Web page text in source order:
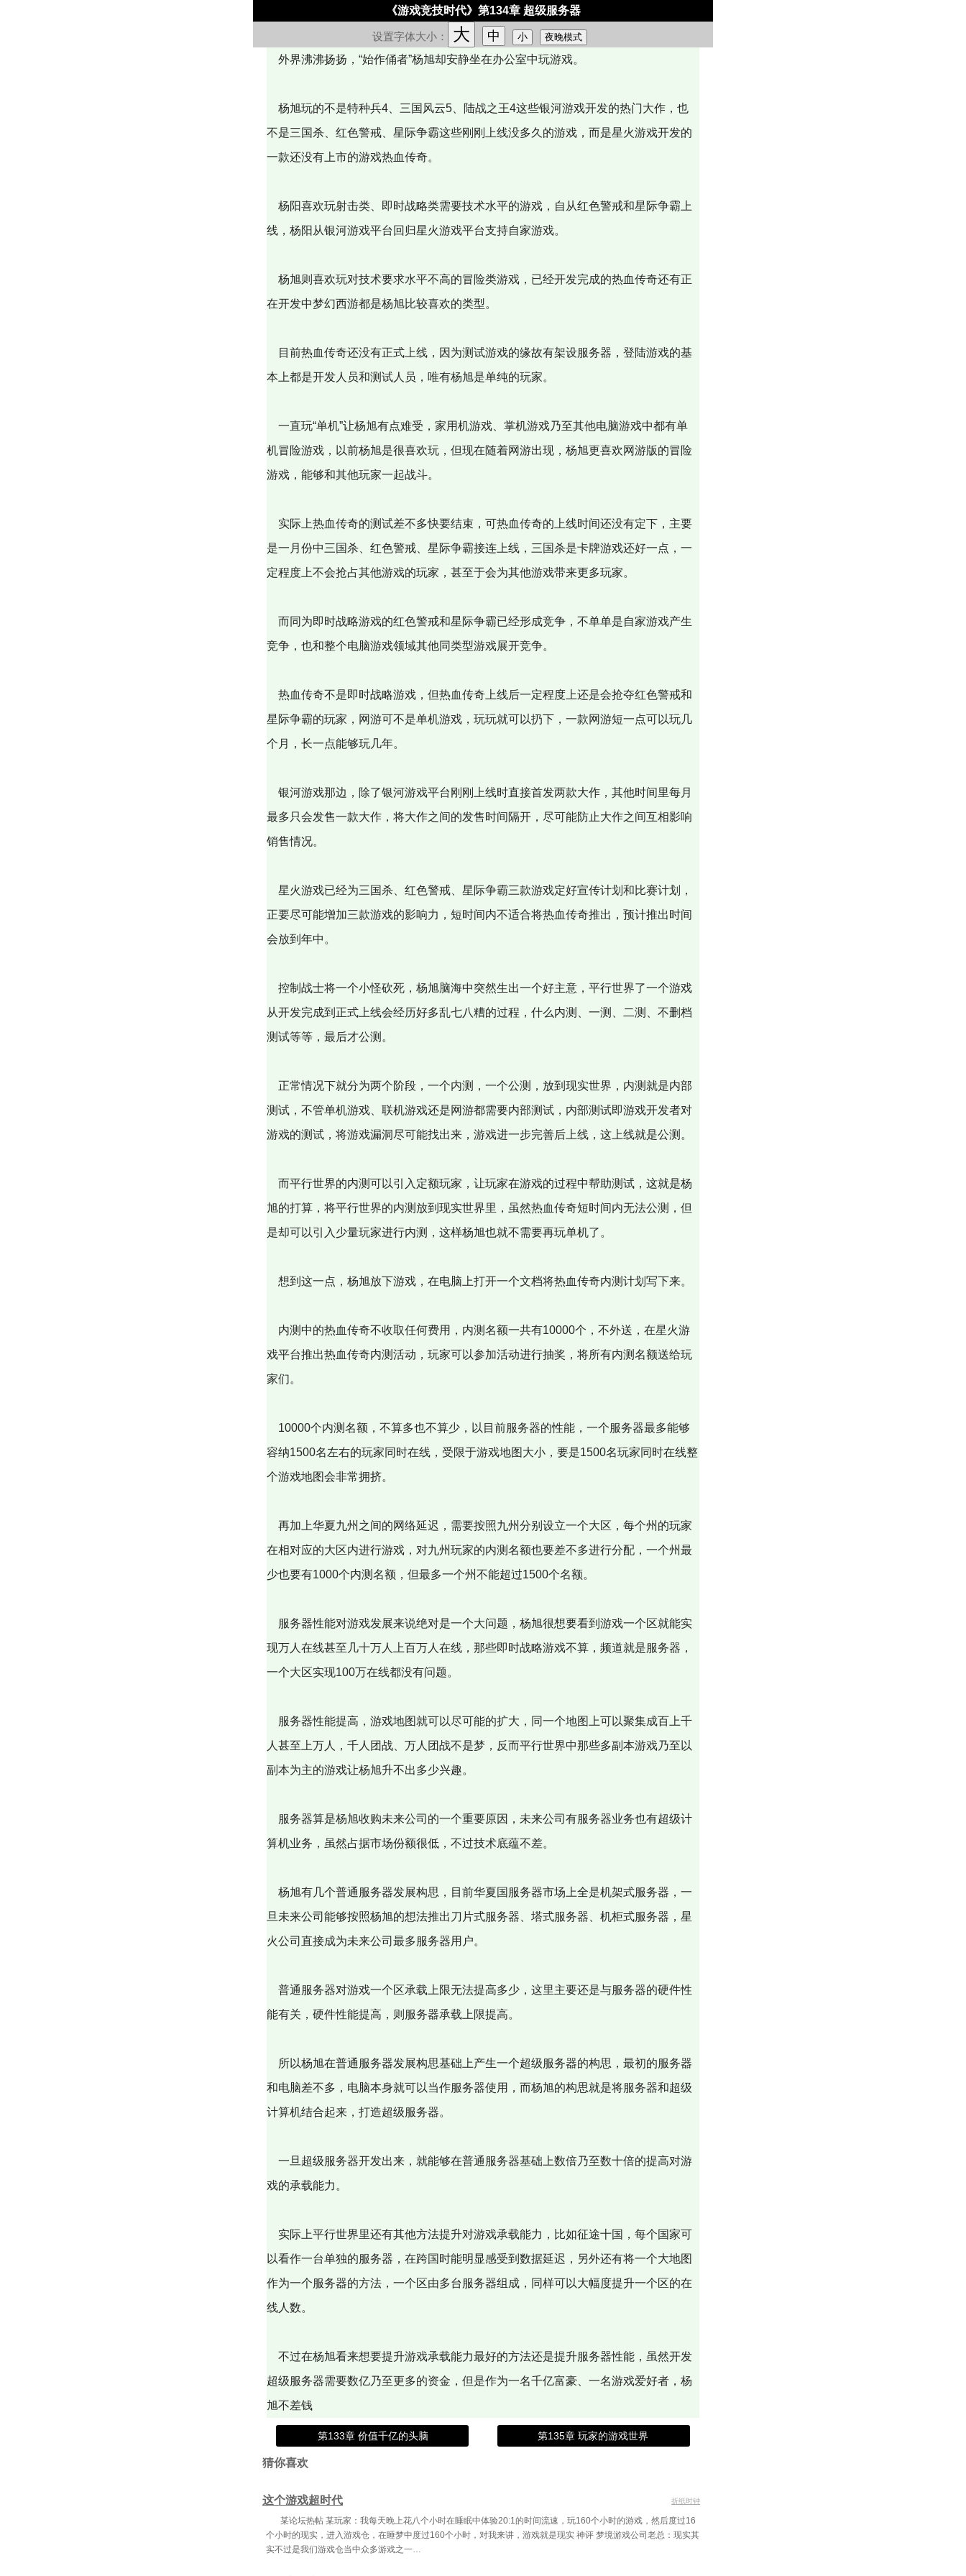
《游戏竞技时代》第134章 超级服务器
设置字体大小： 大 中 小 夜晚模式
外界沸沸扬扬，“始作俑者”杨旭却安静坐在办公室中玩游戏。
杨旭玩的不是特种兵4、三国风云5、陆战之王4这些银河游戏开发的热门大作，也
不是三国杀、红色警戒、星际争霸这些刚刚上线没多久的游戏，而是星火游戏开发的
一款还没有上市的游戏热血传奇。
杨阳喜欢玩射击类、即时战略类需要技术水平的游戏，自从红色警戒和星际争霸上
线，杨阳从银河游戏平台回归星火游戏平台支持自家游戏。
杨旭则喜欢玩对技术要求水平不高的冒险类游戏，已经开发完成的热血传奇还有正
在开发中梦幻西游都是杨旭比较喜欢的类型。
目前热血传奇还没有正式上线，因为测试游戏的缘故有架设服务器，登陆游戏的基
本上都是开发人员和测试人员，唯有杨旭是单纯的玩家。
一直玩“单机”让杨旭有点难受，家用机游戏、掌机游戏乃至其他电脑游戏中都有单
机冒险游戏，以前杨旭是很喜欢玩，但现在随着网游出现，杨旭更喜欢网游版的冒险
游戏，能够和其他玩家一起战斗。
实际上热血传奇的测试差不多快要结束，可热血传奇的上线时间还没有定下，主要
是一月份中三国杀、红色警戒、星际争霸接连上线，三国杀是卡牌游戏还好一点，一
定程度上不会抢占其他游戏的玩家，甚至于会为其他游戏带来更多玩家。
而同为即时战略游戏的红色警戒和星际争霸已经形成竞争，不单单是自家游戏产生
竞争，也和整个电脑游戏领域其他同类型游戏展开竞争。
热血传奇不是即时战略游戏，但热血传奇上线后一定程度上还是会抢夺红色警戒和
星际争霸的玩家，网游可不是单机游戏，玩玩就可以扔下，一款网游短一点可以玩几
个月，长一点能够玩几年。
银河游戏那边，除了银河游戏平台刚刚上线时直接首发两款大作，其他时间里每月
最多只会发售一款大作，将大作之间的发售时间隔开，尽可能防止大作之间互相影响
销售情况。
星火游戏已经为三国杀、红色警戒、星际争霸三款游戏定好宣传计划和比赛计划，
正要尽可能增加三款游戏的影响力，短时间内不适合将热血传奇推出，预计推出时间
会放到年中。
控制战士将一个小怪砍死，杨旭脑海中突然生出一个好主意，平行世界了一个游戏
从开发完成到正式上线会经历好多乱七八糟的过程，什么内测、一测、二测、不删档
测试等等，最后才公测。
正常情况下就分为两个阶段，一个内测，一个公测，放到现实世界，内测就是内部
测试，不管单机游戏、联机游戏还是网游都需要内部测试，内部测试即游戏开发者对
游戏的测试，将游戏漏洞尽可能找出来，游戏进一步完善后上线，这上线就是公测。
而平行世界的内测可以引入定额玩家，让玩家在游戏的过程中帮助测试，这就是杨
旭的打算，将平行世界的内测放到现实世界里，虽然热血传奇短时间内无法公测，但
是却可以引入少量玩家进行内测，这样杨旭也就不需要再玩单机了。
想到这一点，杨旭放下游戏，在电脑上打开一个文档将热血传奇内测计划写下来。
内测中的热血传奇不收取任何费用，内测名额一共有10000个，不外送，在星火游
戏平台推出热血传奇内测活动，玩家可以参加活动进行抽奖，将所有内测名额送给玩
家们。
10000个内测名额，不算多也不算少，以目前服务器的性能，一个服务器最多能够
容纳1500名左右的玩家同时在线，受限于游戏地图大小，要是1500名玩家同时在线整
个游戏地图会非常拥挤。
再加上华夏九州之间的网络延迟，需要按照九州分别设立一个大区，每个州的玩家
在相对应的大区内进行游戏，对九州玩家的内测名额也要差不多进行分配，一个州最
少也要有1000个内测名额，但最多一个州不能超过1500个名额。
服务器性能对游戏发展来说绝对是一个大问题，杨旭很想要看到游戏一个区就能实
现万人在线甚至几十万人上百万人在线，那些即时战略游戏不算，频道就是服务器，
一个大区实现100万在线都没有问题。
服务器性能提高，游戏地图就可以尽可能的扩大，同一个地图上可以聚集成百上千
人甚至上万人，千人团战、万人团战不是梦，反而平行世界中那些多副本游戏乃至以
副本为主的游戏让杨旭升不出多少兴趣。
服务器算是杨旭收购未来公司的一个重要原因，未来公司有服务器业务也有超级计
算机业务，虽然占据市场份额很低，不过技术底蕴不差。
杨旭有几个普通服务器发展构思，目前华夏国服务器市场上全是机架式服务器，一
旦未来公司能够按照杨旭的想法推出刀片式服务器、塔式服务器、机柜式服务器，星
火公司直接成为未来公司最多服务器用户。
普通服务器对游戏一个区承载上限无法提高多少，这里主要还是与服务器的硬件性
能有关，硬件性能提高，则服务器承载上限提高。
所以杨旭在普通服务器发展构思基础上产生一个超级服务器的构思，最初的服务器
和电脑差不多，电脑本身就可以当作服务器使用，而杨旭的构思就是将服务器和超级
计算机结合起来，打造超级服务器。
一旦超级服务器开发出来，就能够在普通服务器基础上数倍乃至数十倍的提高对游
戏的承载能力。
实际上平行世界里还有其他方法提升对游戏承载能力，比如征途十国，每个国家可
以看作一台单独的服务器，在跨国时能明显感受到数据延迟，另外还有将一个大地图
作为一个服务器的方法，一个区由多台服务器组成，同样可以大幅度提升一个区的在
线人数。
不过在杨旭看来想要提升游戏承载能力最好的方法还是提升服务器性能，虽然开发
超级服务器需要数亿乃至更多的资金，但是作为一名千亿富豪、一名游戏爱好者，杨
旭不差钱
第133章 价值千亿的头脑 第135章 玩家的游戏世界
猜你喜欢
这个游戏超时代 折纸时钟
某论坛热帖 某玩家：我每天晚上花八个小时在睡眠中体验20:1的时间流速，玩160个小时的游戏，然后度过16
个小时的现实，进入游戏仓，在睡梦中度过160个小时，对我来讲，游戏就是现实 神评 梦境游戏公司老总：现实其
实不过是我们游戏仓当中众多游戏之一…